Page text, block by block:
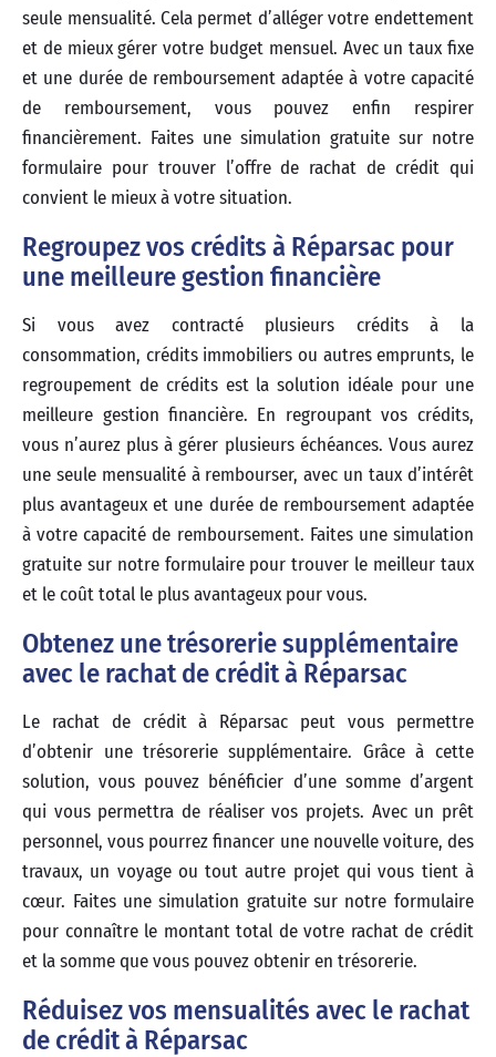
seule mensualité. Cela permet d’alléger votre endettement
et de mieux gérer votre budget mensuel. Avec un taux fixe
et une durée de remboursement adaptée à votre capacité
de remboursement, vous pouvez enfin respirer
financièrement. Faites une simulation gratuite sur notre
formulaire pour trouver l’offre de rachat de crédit qui
convient le mieux à votre situation.
Regroupez vos crédits à Réparsac pour
une meilleure gestion financière
Si vous avez contracté plusieurs crédits à la
consommation, crédits immobiliers ou autres emprunts, le
regroupement de crédits est la solution idéale pour une
meilleure gestion financière. En regroupant vos crédits,
vous n’aurez plus à gérer plusieurs échéances. Vous aurez
une seule mensualité à rembourser, avec un taux d’intérêt
plus avantageux et une durée de remboursement adaptée
à votre capacité de remboursement. Faites une simulation
gratuite sur notre formulaire pour trouver le meilleur taux
et le coût total le plus avantageux pour vous.
Obtenez une trésorerie supplémentaire
avec le rachat de crédit à Réparsac
Le rachat de crédit à Réparsac peut vous permettre
d’obtenir une trésorerie supplémentaire. Grâce à cette
solution, vous pouvez bénéficier d’une somme d’argent
qui vous permettra de réaliser vos projets. Avec un prêt
personnel, vous pourrez financer une nouvelle voiture, des
travaux, un voyage ou tout autre projet qui vous tient à
cœur. Faites une simulation gratuite sur notre formulaire
pour connaître le montant total de votre rachat de crédit
et la somme que vous pouvez obtenir en trésorerie.
Réduisez vos mensualités avec le rachat
de crédit à Réparsac